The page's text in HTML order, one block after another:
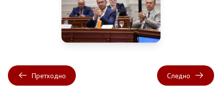
Претходно Следно